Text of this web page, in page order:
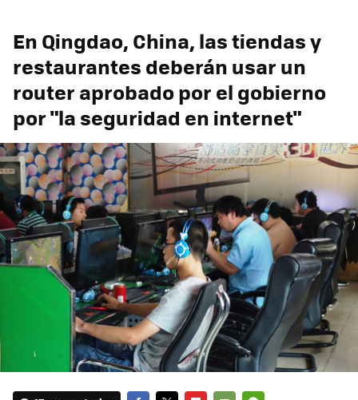
En Qingdao, China, las tiendas y
restaurantes deberán usar un
router aprobado por el gobierno
por "la seguridad en internet"